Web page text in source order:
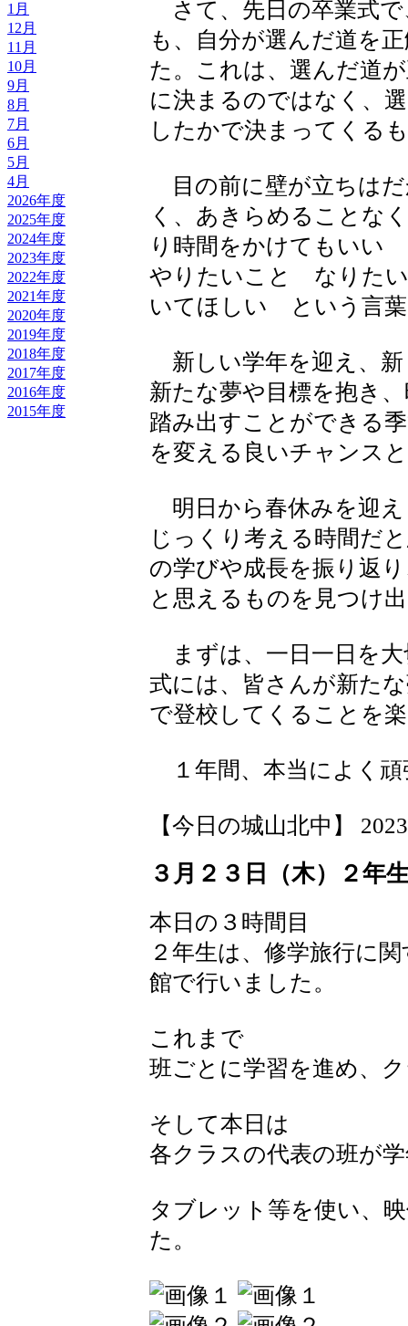
1月
12月
11月
10月
9月
8月
7月
6月
5月
4月
2026年度
2025年度
2024年度
2023年度
2022年度
2021年度
2020年度
2019年度
2018年度
2017年度
2016年度
2015年度
さて、先日の卒業式で
も、自分が選んだ道を
た。これは、選んだ道
に決まるのではなく、
したかで決まってくる
目の前に壁が立ちは
く、あきらめることな
り時間をかけてもいい
やりたいこと なりたい
いてほしい という言
新しい学年を迎え、
新たな夢や目標を抱き
踏み出すことができる
を変える良いチャンス
明日から春休みを迎
じっくり考える時間だ
の学びや成長を振り返
と思えるものを見つけ
まずは、一日一日を大
式には、皆さんが新た
で登校してくることを
１年間、本当によく頑
【今日の城山北中】
３月２３日（木）２年
本日の３時間目
２年生は、修学旅行に
館で行いました。
これまで
班ごとに学習を進め、
そして本日は
各クラスの代表の班が
タブレット等を使い、
た。